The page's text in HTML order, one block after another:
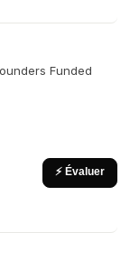
Funded
⚡ Évaluer